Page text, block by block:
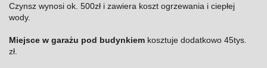
Czynsz wynosi ok. 500zł i zawiera koszt ogrzewania i ciepłej
wody.
Miejsce w garażu pod budynkiem kosztuje dodatkowo 45tys.
zł.